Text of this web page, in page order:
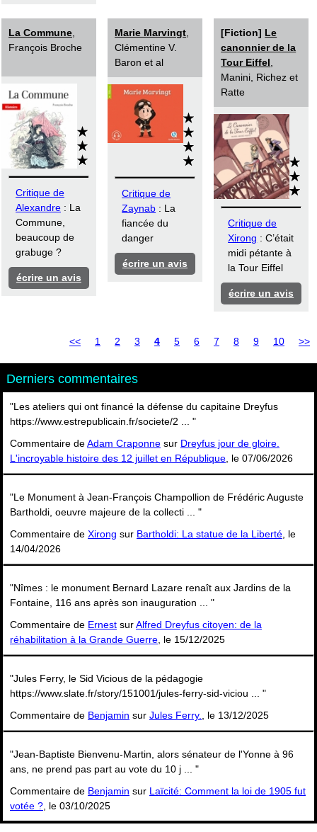
La Commune
François Broche
Critique de
Alexandre : La
Commune,
beaucoup de
grabuge ?
écrire un avis
Marie Marvingt
Clémentine V.
Baron et al
Critique de
Zaynab : La
fiancée du
danger
écrire un avis
[Fiction] Le
canonnier de la
Tour Eiffel
Manini, Richez et
Ratte
Critique de
Xirong : C’était
midi pétante à
la Tour Eiffel
écrire un avis
<< 1 2 3 4 5 6 7 8 9 10 >>
Derniers commentaires
"Les ateliers qui ont financé la défense du capitaine Dreyfus
https://www.estrepublicain.fr/societe/2 ... "
Commentaire deAdam Craponne sur Dreyfus jour de gloire.
L'incroyable histoire des 12 juillet en République , le 07/06/2026
"Le Monument à Jean-François Champollion de Frédéric Auguste
Bartholdi, oeuvre majeure de la collecti ... "
Commentaire de Xirong sur Bartholdi: La statue de la Liberté , le
14/04/2026
"Nîmes : le monument Bernard Lazare renaît aux Jardins de la
Fontaine, 116 ans après son inauguration ... "
Commentaire de Ernest surAlfred Dreyfus citoyen: de la
réhabilitation à la Grande Guerre , le 15/12/2025
"Jules Ferry, le Sid Vicious de la pédagogie
https://www.slate.fr/story/151001/jules-ferry-sid-viciou ... "
Commentaire de Benjamin sur Jules Ferry. , le 13/12/2025
"Jean-Baptiste Bienvenu-Martin, alors sénateur de l'Yonne à 96
ans, ne prend pas part au vote du 10 j ... "
Commentaire de Benjamin sur Laïcité: Comment la loi de 1905 fut
votée ? , le 03/10/2025